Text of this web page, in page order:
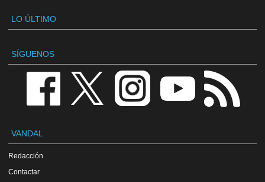
LO ÚLTIMO
SÍGUENOS
VANDAL
Redacción
Contactar